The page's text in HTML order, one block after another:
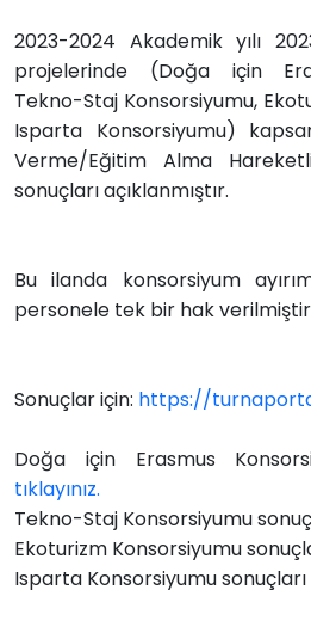
2023-2024 Akademik yılı
projelerinde (Doğa için
Tekno-Staj Konsorsiyumu,
Isparta Konsorsiyumu)
Verme/Eğitim Alma
sonuçları açıklanmıştır.
Bu ilanda konsorsiyum
personele tek bir hak
Sonuçlar için: https://
Doğa için Erasmus
tıklayınız.
Tekno-Staj Konsorsiyumu
Ekoturizm Konsorsiyumu
Isparta Konsorsiyumu sonuçları